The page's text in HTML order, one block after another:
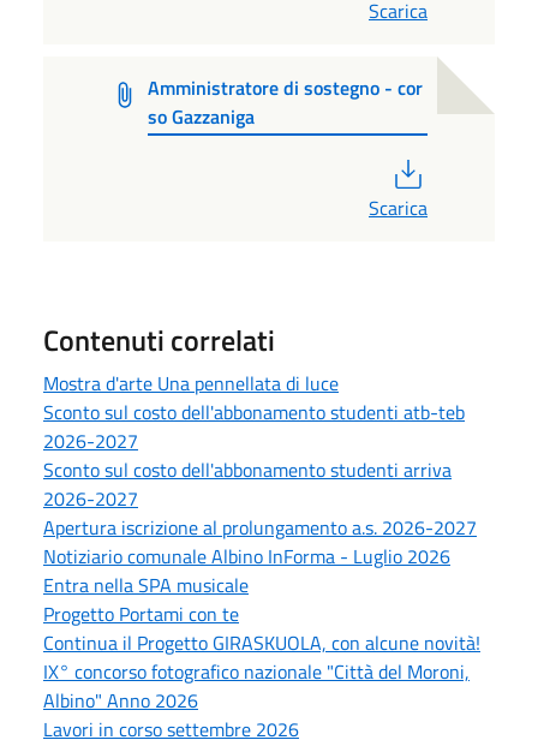
Scarica
Amministratore di sostegno - cor
so Gazzaniga
Scarica
Contenuti correlati
Mostra d'arte Una pennellata di luce
Sconto sul costo dell'abbonamento studenti atb-teb
2026-2027
Sconto sul costo dell'abbonamento studenti arriva
2026-2027
Apertura iscrizione al prolungamento a.s. 2026-2027
Notiziario comunale Albino InForma - Luglio 2026
Entra nella SPA musicale
Progetto Portami con te
Continua il Progetto GIRASKUOLA, con alcune novità!
IX° concorso fotografico nazionale "Città del Moroni,
Albino" Anno 2026
Lavori in corso settembre 2026